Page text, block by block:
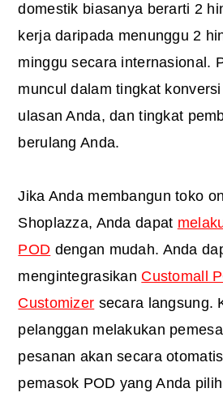
domestik biasanya berarti 2
kerja daripada menunggu 2
minggu secara internasional.
muncul dalam tingkat
ulasan Anda, dan tingkat
berulang Anda.
Jika Anda membangun toko
Shoplazza, Anda dapat
POD dengan mudah. Anda
mengintegrasikan Customall
Customizer secara langsung.
pelanggan melakukan
pesanan akan secara
pemasok POD yang Anda